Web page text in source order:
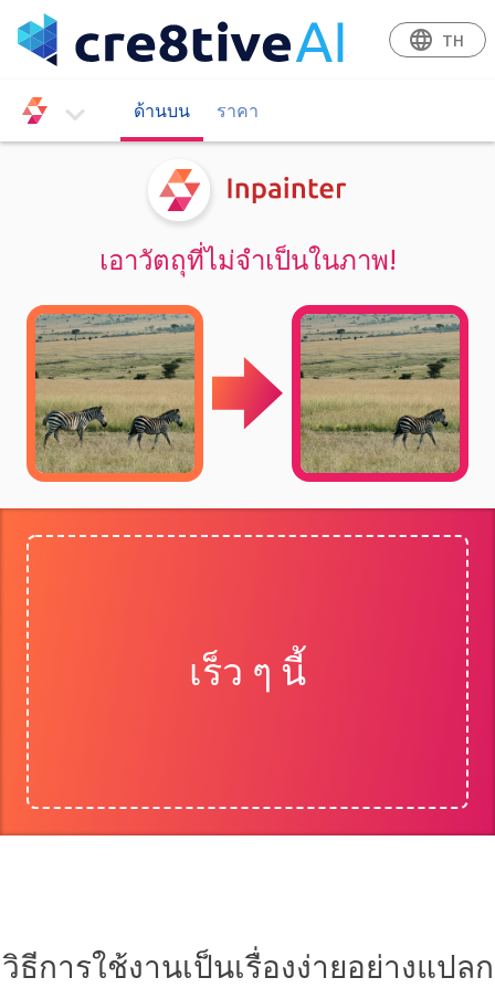
language TH
ด้านบน ราคา
เอาวัตถุที่ไม่จำเป็นในภาพ!
เร็ว ๆ นี้
วิธีการใช้งานเป็นเรื่องง่ายอย่างแปลก